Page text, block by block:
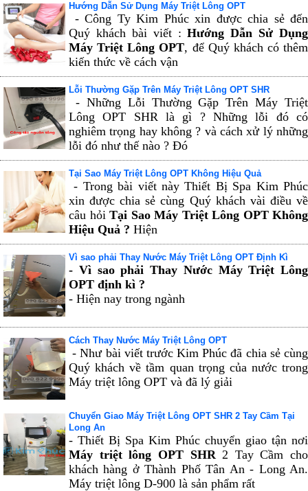
Hướng Dẫn Sử Dụng Máy Triệt Lông OPT
- Công Ty Kim Phúc xin được chia sẻ đến
Quý khách bài viết :Hướng Dẫn Sử Dụng
Máy Triệt Lông OPT, để Quý khách có thêm
kiến thức về cách vận
Lỗi Thường Gặp Trên Máy Triệt Lông OPT SHR
- Những Lỗi Thường Gặp Trên Máy Triệt
Lông OPT SHR là gì ? Những lỗi đó có
nghiêm trọng hay không ? và cách xử lý những
lỗi đó như thế nào ? Đó
Tại Sao Máy Triệt Lông OPT Không Hiệu Quả
- Trong bài viết này Thiết Bị Spa Kim Phúc
xin được chia sẻ cùng Quý khách vài điều về
câu hỏi Tại Sao Máy Triệt Lông OPT Không
Hiệu Quả ? Hiện
Vì sao phải Thay Nước Máy Triệt Lông OPT Định Kì
- Vì sao phải Thay Nước Máy Triệt Lông
OPT định kì ?
- Hiện nay trong ngành
Cách Thay Nước Máy Triệt Lông OPT
- Như bài viết trước Kim Phúc đã chia sẻ cùng
Quý khách về tầm quan trọng của nước trong
Máy triệt lông OPT và đã lý giải
Chuyển Giao Máy Triệt Lông OPT SHR 2 Tay Cầm Tại
Long An
- Thiết Bị Spa Kim Phúc chuyển giao tận nơi
Máy triệt lông OPT SHR2 Tay Cầm cho
khách hàng ở Thành Phố Tân An - Long An.
Máy triệt lông D-900 là sản phẩm rất